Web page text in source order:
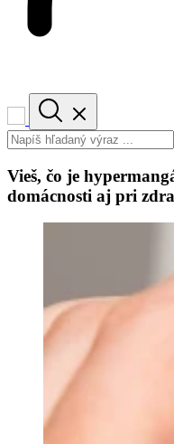
Vieš, čo je
domácnosti aj pri